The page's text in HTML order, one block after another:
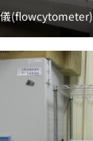
(flowcytometer)